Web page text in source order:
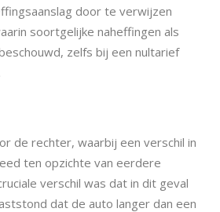
door te verwijzen
soortgelijke naheffingen als
zelfs bij een nultarief
de rechter, waarbij een verschil in
ten opzichte van eerdere
verschil was dat in dit geval
dat de auto langer dan een